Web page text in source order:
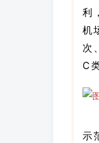
利
机
次
C
示